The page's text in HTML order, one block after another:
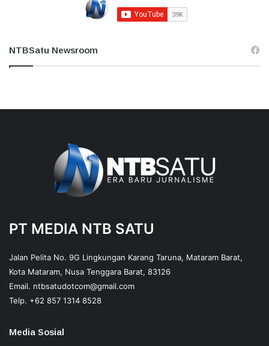
NTBSatu Newsroom
PT MEDIA NTB SATU
Jalan Pelita No. 9G Lingkungan Karang Taruna, Mataram Barat,
Kota Mataram, Nusa Tenggara Barat, 83126
Email. ntbsatudotcom@gmail.com
Telp. +62 857 1314 8528
Media Sosial